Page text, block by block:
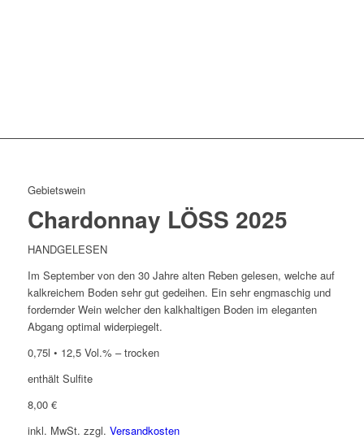
Gebietswein
Chardonnay LÖSS 2025
HANDGELESEN
Im September von den 30 Jahre alten Reben gelesen, welche auf
kalkreichem Boden sehr gut gedeihen. Ein sehr engmaschig und
fordernder Wein welcher den kalkhaltigen Boden im eleganten
Abgang optimal widerpiegelt.
0,75l • 12,5 Vol.% – trocken
enthält Sulfite
8,00 €
inkl. MwSt. zzgl. Versandkosten